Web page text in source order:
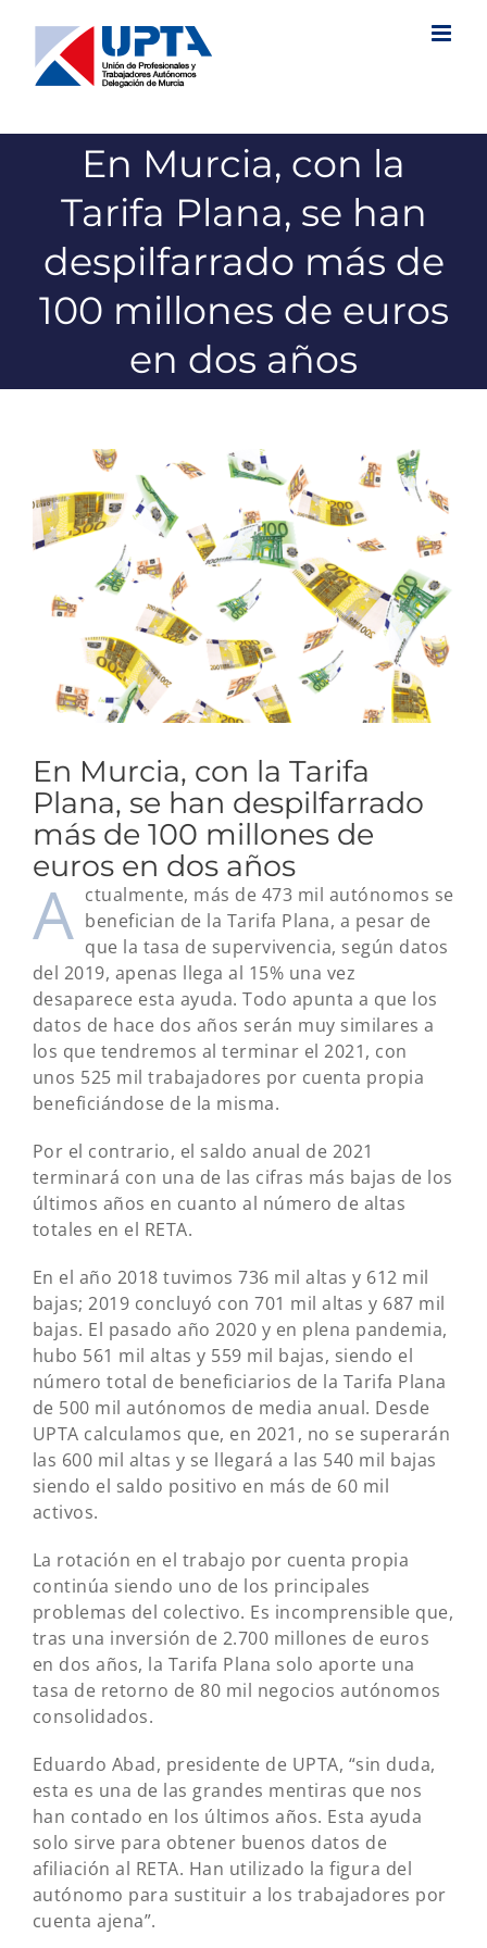
contenido
En Murcia, con la
Tarifa Plana, se han
despilfarrado más de
100 millones de euros
en dos años
imagen
más
grande
En Murcia, con la Tarifa
Plana, se han despilfarrado
más de 100 millones de
euros en dos años
A ctualmente, más de 473 mil autónomos se
benefician de la Tarifa Plana, a pesar de
que la tasa de supervivencia, según datos
del 2019, apenas llega al 15% una vez
desaparece esta ayuda. Todo apunta a que los
datos de hace dos años serán muy similares a
los que tendremos al terminar el 2021, con
unos 525 mil trabajadores por cuenta propia
beneficiándose de la misma.
Por el contrario, el saldo anual de 2021
terminará con una de las cifras más bajas de los
últimos años en cuanto al número de altas
totales en el RETA.
En el año 2018 tuvimos 736 mil altas y 612 mil
bajas; 2019 concluyó con 701 mil altas y 687 mil
bajas. El pasado año 2020 y en plena pandemia,
hubo 561 mil altas y 559 mil bajas, siendo el
número total de beneficiarios de la Tarifa Plana
de 500 mil autónomos de media anual. Desde
UPTA calculamos que, en 2021, no se superarán
las 600 mil altas y se llegará a las 540 mil bajas
siendo el saldo positivo en más de 60 mil
activos.
La rotación en el trabajo por cuenta propia
continúa siendo uno de los principales
problemas del colectivo. Es incomprensible que,
tras una inversión de 2.700 millones de euros
en dos años, la Tarifa Plana solo aporte una
tasa de retorno de 80 mil negocios autónomos
consolidados.
Eduardo Abad, presidente de UPTA, “sin duda,
esta es una de las grandes mentiras que nos
han contado en los últimos años. Esta ayuda
solo sirve para obtener buenos datos de
afiliación al RETA. Han utilizado la figura del
autónomo para sustituir a los trabajadores por
cuenta ajena”.